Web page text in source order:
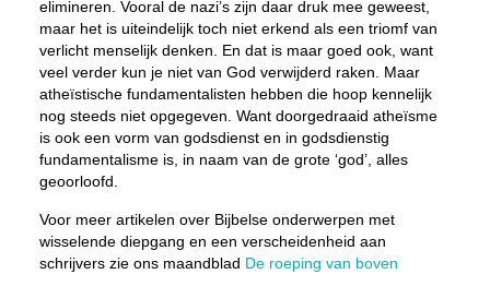
elimineren. Vooral de nazi’s zijn daar druk mee geweest,
maar het is uiteindelijk toch niet erkend als een triomf van
verlicht menselijk denken. En dat is maar goed ook, want
veel verder kun je niet van God verwijderd raken. Maar
atheïstische fundamentalisten hebben die hoop kennelijk
nog steeds niet opgegeven. Want doorgedraaid atheïsme
is ook een vorm van godsdienst en in godsdienstig
fundamentalisme is, in naam van de grote ‘god’, alles
geoorloofd.
Voor meer artikelen over Bijbelse onderwerpen met
wisselende diepgang en een verscheidenheid aan
schrijvers zie ons maandblad De roeping van boven